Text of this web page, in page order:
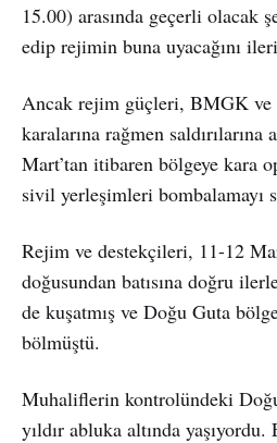
15.00) arasında geçerli olacak
edip rejimin buna uyacağını
Ancak rejim güçleri, BMGK ve
karalarına rağmen saldırılarına
Mart’tan itibaren bölgeye kara
sivil yerleşimleri bombalamayı
Rejim ve destekçileri, 11-12
doğusundan batısına doğru
de kuşatmış ve Doğu Guta
bölmüştü.
Muhaliflerin kontrolündeki
yıldır abluka altında